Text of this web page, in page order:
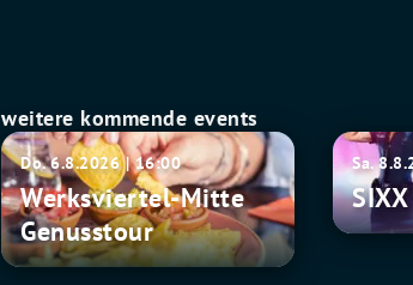
weitere kommende events
Werksviertel-
Mitte
Genusstour
Do. 6.8.2026 | 16:00
Werksviertel-Mitte
Genusstour
SIXX
PAXX
Sa.